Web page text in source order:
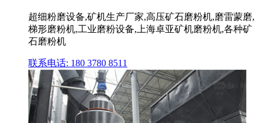
超细粉磨设备,矿机生产厂家,高压矿石磨粉机,磨雷蒙磨,
梯形磨粉机,工业磨粉设备,上海卓亚矿机磨粉机,各种矿
石磨粉机
联系电话: 180 3780 8511